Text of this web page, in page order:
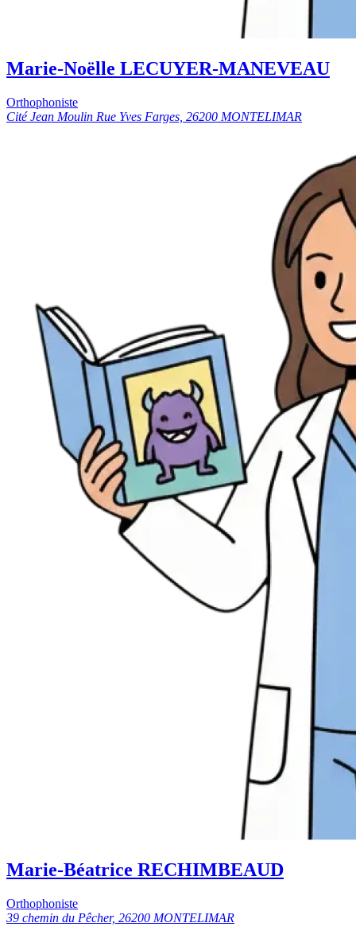
Marie-Noëlle LECUYER-MANEVEAU
Orthophoniste
Cité Jean Moulin Rue Yves Farges, 26200 MONTELIMAR
Marie-Béatrice RECHIMBEAUD
Orthophoniste
39 chemin du Pêcher, 26200 MONTELIMAR